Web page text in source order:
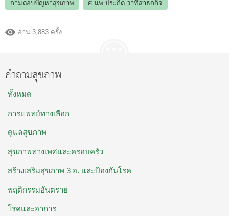
ถามตอบปัญหาสุขภาพ
ศ.นพ.ประกิิต วาทีสาธกกิจ
อ่าน 3,883 ครั้ง
คำถามสุขภาพ
ทั้งหมด
การแพทย์ทางเลือก
ดูแลสุขภาพ
สุขภาพทางเพศและครอบครัว
สร้างเสริมสุขภาพ 3 อ. และป้องกันโรค
พฤติกรรมอันตราย
โรคและอาการ